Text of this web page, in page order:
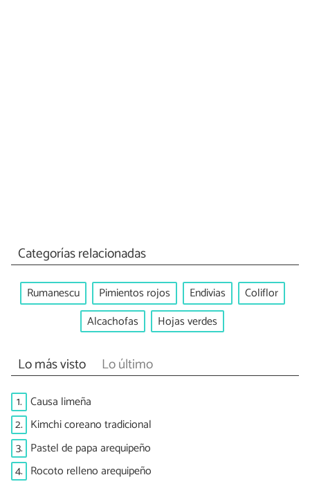
Categorías relacionadas
Rumanescu Pimientos rojos Endivias
Coliflor
Alcachofas
Hojas verdes
Lo más visto Lo último
1. Causa limeña
2. Kimchi coreano tradicional
3. Pastel de papa arequipeño
4. Rocoto relleno arequipeño